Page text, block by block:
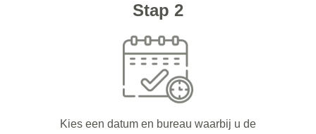
Stap 2
Kies een datum en bureau waarbij u de